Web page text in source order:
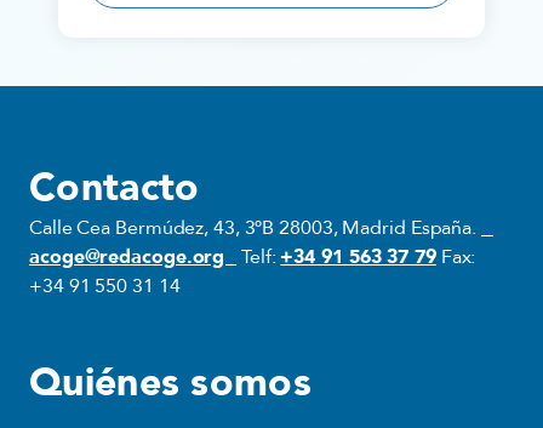
Contacto
Calle Cea Bermúdez, 43, 3ºB 28003, Madrid España.
acoge@redacoge.org
Telf: +34 91 563 37 79Fax:
+34 91 550 31 14
Quiénes somos